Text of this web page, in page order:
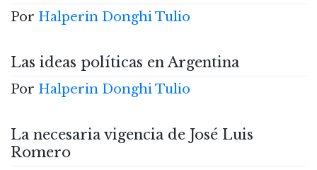
Por Halperin Donghi Tulio
Las ideas políticas en Argentina
Por Halperin Donghi Tulio
La necesaria vigencia de José Luis
Romero